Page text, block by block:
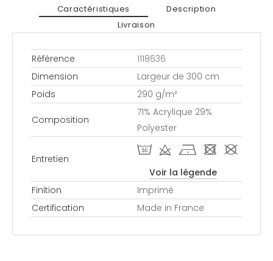
Caractéristiques
Description
Livraison
Référence
1118636
Dimension
Largeur de 300 cm
Poids
290 g/m²
Composition
71% Acrylique 29%
Polyester
Entretien
T d h - #
Voir la légende
Finition
Imprimé
Certification
Made in France